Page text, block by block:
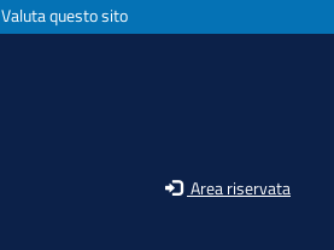
Valuta questo sito
Area riservata